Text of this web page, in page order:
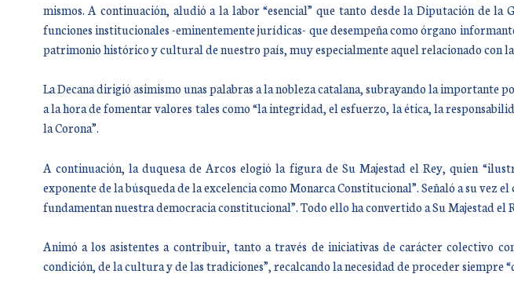
mismos. A continuación, aludió a la labor “esencial” que tanto desde la Diputación de
funciones institucionales -eminentemente jurídicas- que desempeña como órgano
patrimonio histórico y cultural de nuestro país, muy especialmente aquel relacionado con la
La Decana dirigió asimismo unas palabras a la nobleza catalana, subrayando la
a la hora de fomentar valores tales como “la integridad, el esfuerzo, la ética, la
la Corona”.
A continuación, la duquesa de Arcos elogió la figura de Su Majestad el Rey, quien
exponente de la búsqueda de la excelencia como Monarca Constitucional”. Señaló a su
fundamentan nuestra democracia constitucional”. Todo ello ha convertido a Su Majestad
Animó a los asistentes a contribuir, tanto a través de iniciativas de carácter colectivo
condición, de la cultura y de las tradiciones”, recalcando la necesidad de proceder siempre